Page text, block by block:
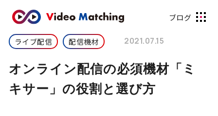
ブログ
ライブ配信 配信機材 2021.07.15
オンライン配信の必須機材「ミ
キサー」の役割と選び方